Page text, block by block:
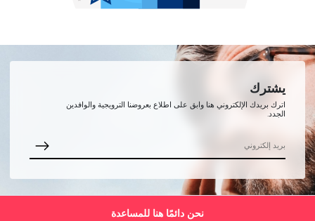
يشترك
اترك بريدك الإلكتروني هنا وابق على اطلاع بعروضنا الترويجية والوافدين
الجدد.
نحن دائمًا هنا للمساعدة